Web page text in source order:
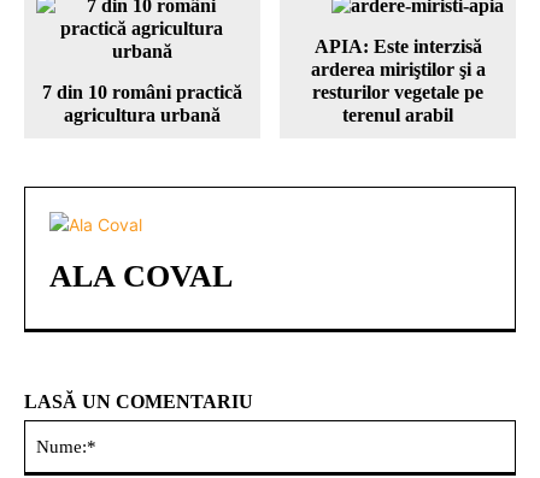
7 din 10 români practică
agricultura urbană
APIA: Este interzisă
arderea miriştilor şi a
resturilor vegetale pe
terenul arabil
ALA COVAL
LASĂ UN COMENTARIU